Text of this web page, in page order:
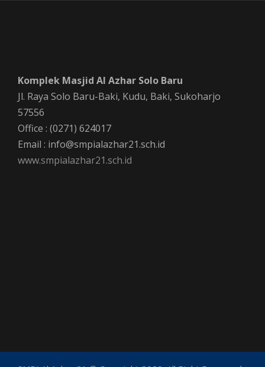
Komplek Masjid Al Azhar Solo Baru
Jl. Raya Solo Baru-Baki, Kudu, Baki, Sukoharjo
57556
Office : (0271) 624017
Email : info@smpialazhar21.sch.id
www.smpialazhar21.sch.id